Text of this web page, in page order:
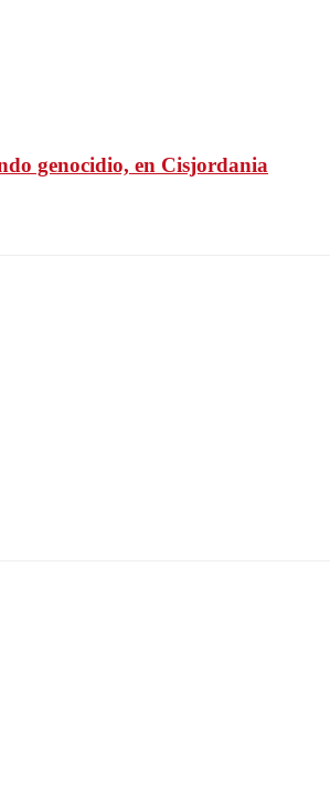
genocidio, en Cisjordania